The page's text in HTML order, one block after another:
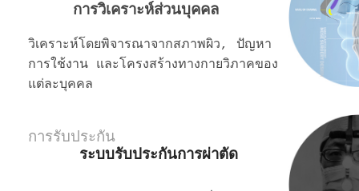
การวิเคราะห์ส่วนบุคคล
วิเคราะห์โดยพิจารณาจากสภาพผิว, ปัญหา
การใช้งาน และโครงสร้างทางกายวิภาคของ
แต่ละบุคคล
การรับประกัน
ระบบรับประกันการผ่าตัด